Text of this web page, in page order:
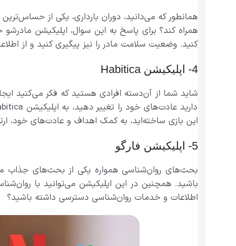
همانطور که می‌دانید، دوران بارداری، یکی از
همراه کند؟ برای پاسخ به این سوال، اپلیکیشن‌
کنید. وضعیت سلامت مادر را نیز پیگیری کنید و از
4- اپلیکیشن Habitica
شاید شما از آن‌دسته افرادی هستید که فکر می‌کنید
این بازی ساخته‌اید، به کمک اهداف و عادت‌های خود،
5- اپلیکیشن فارگو
بحث‌های روان‌شناسی همواره یکی از بحث‌های جذاب
باشید. همچنین در این اپلیکیشن می‌توانید با
اطلاعات و خدمات روان‌شناسی دسترسی داشته باشید؟